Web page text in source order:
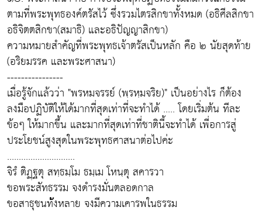
ตามที่พระพุทธองค์ตรัสไว้ ซึ่งรวมไตรสิกขาทั้งหมด (อธิศีลสิกขา
อธิจิตตสิกขา(สมาธิ) และอธิปัญญาสิกขา)
ความหมายสำคัญที่พระพุทธเจ้าตรัสเป็นหลัก คือ ๒ นัยสุดท้าย
(อริยมรรค และพระศาสนา)
----------------
เมื่อรู้จักแล้วว่า "พรหมจรรย์ (พฺรหฺมจริย)" เป็นอย่างไร ก็ต้อง
ลงมือปฏิบัติให้ได้มากที่สุดเท่าที่จะทำได้ ..... โดยเริ่มต้น ทีละ
ข้อๆ ให้มากขึ้น และมากที่สุดเท่าที่ชาตินี้จะทำได้ เพี่อการสู่
ประโยชน์สูงสุดในพระพุทธศาสนาต่อไปค่ะ
.............................
จิรํ ติฏฺฐตุ สทฺธมฺโม ธมฺเม โหนฺตุ สคารวา
ขอพระสัทธรรม จงดํารงมั่นตลอดกาล
ขอสาธุชนท้ังหลาย จงมีความเคารพในธรรม